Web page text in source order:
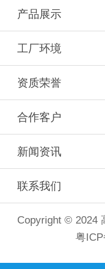
产品展示
工厂环境
资质荣誉
合作客户
新闻资讯
联系我们
Copyright © 2024
粤